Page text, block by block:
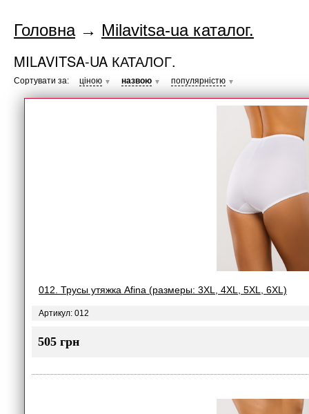
Головна→ Milavitsa-ua каталог.
MILAVITSA-UA КАТАЛОГ.
Сортувати за: ціною ▼ назвою ▼ популярністю ▼
012. Трусы утяжка Afina (размеры: 3XL, 4XL, 5XL, 6XL)
Артикул: 012
505 грн